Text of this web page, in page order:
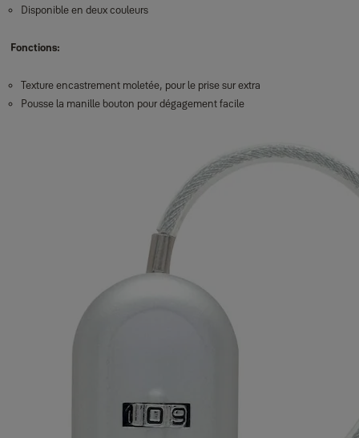
Disponible en deux couleurs
Fonctions:
Texture encastrement moletée, pour le prise sur extra
Pousse la manille bouton pour dégagement facile